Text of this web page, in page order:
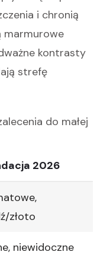
i chronią
marmurowe
kontrasty
strefę
do małej
2026
złoto
niewidoczne